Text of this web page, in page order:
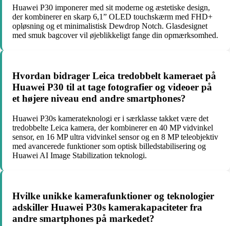
Huawei P30 imponerer med sit moderne og æstetiske design,
der kombinerer en skarp 6,1” OLED touchskærm med FHD+
opløsning og et minimalistisk Dewdrop Notch. Glasdesignet
med smuk bagcover vil øjeblikkeligt fange din opmærksomhed.
Hvordan bidrager Leica tredobbelt kameraet på
Huawei P30 til at tage fotografier og videoer på
et højere niveau end andre smartphones?
Huawei P30s kamerateknologi er i særklasse takket være det
tredobbelte Leica kamera, der kombinerer en 40 MP vidvinkel
sensor, en 16 MP ultra vidvinkel sensor og en 8 MP teleobjektiv
med avancerede funktioner som optisk billedstabilisering og
Huawei AI Image Stabilization teknologi.
Hvilke unikke kamerafunktioner og teknologier
adskiller Huawei P30s kamerakapaciteter fra
andre smartphones på markedet?